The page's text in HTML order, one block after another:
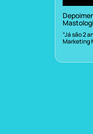
“Já são 2
Marketing